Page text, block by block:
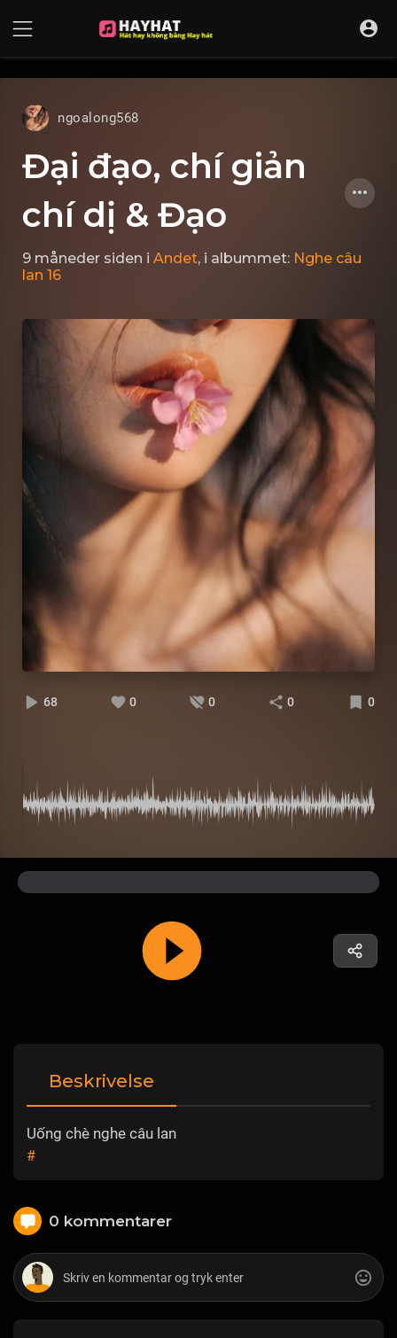
ngoalong568
Đại đạo, chí giản
chí dị & Đạo
9 måneder siden i Andet, i albummet: Nghe câu
lan 16
68 0 0 0 0
Beskrivelse
Uống chè nghe câu lan
#
0 kommentarer